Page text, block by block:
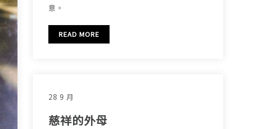
意。
READ MORE
28 9 月
慈祥的外母